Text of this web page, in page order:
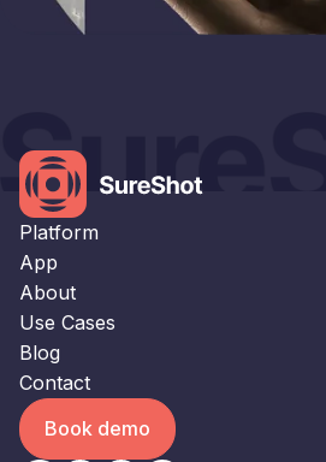
Platform
App
About
Use Cases
Blog
Contact
Book demo
experience. By using our website you
consent to all cookies in accordance with
our Cookie Policy.
UNCLASSIFIED